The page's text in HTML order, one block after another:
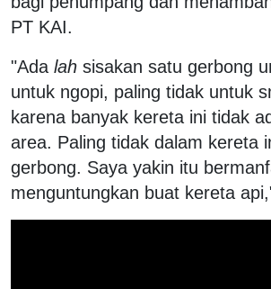
PT KAI.
"Ada lah sisakan satu gerbong
untuk ngopi, paling tidak untuk
karena banyak kereta ini tidak
area. Paling tidak dalam kereta
gerbong. Saya yakin itu
menguntungkan buat kereta